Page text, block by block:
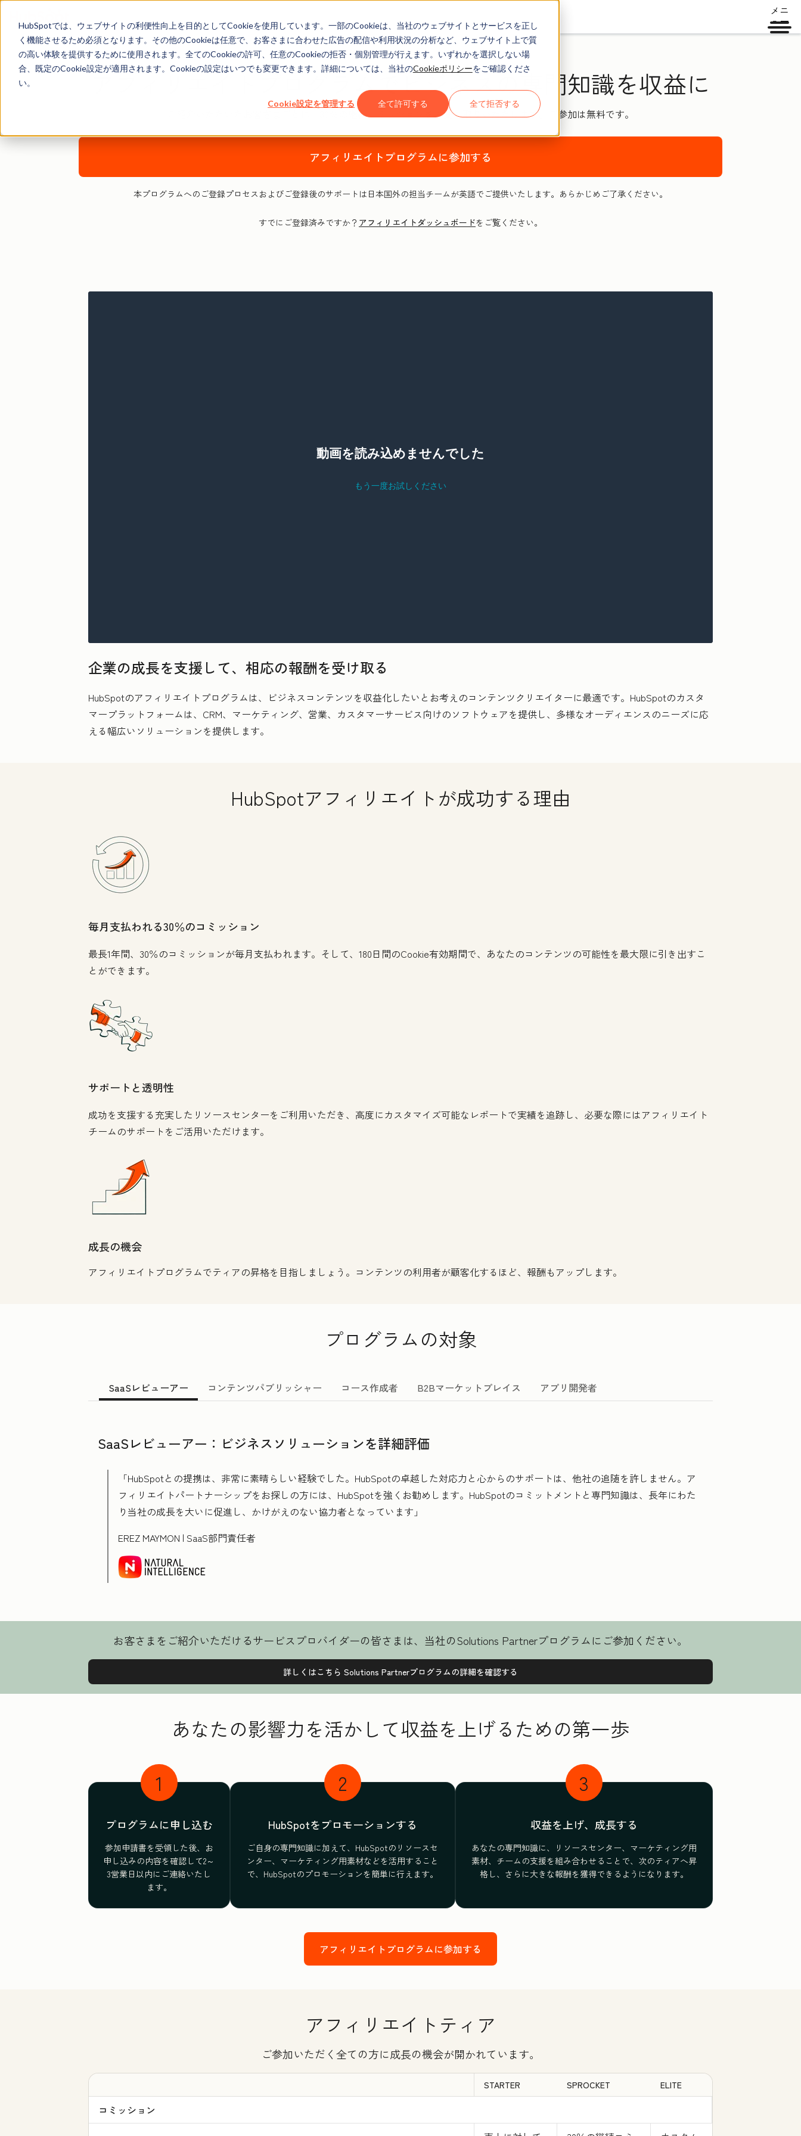
HubSpotでは、ウェブサイトの利便性向上を目的としてCookieを使用しています。一部のCookieは、当社のウェブサイトとサービスを正し
く機能させるため必須となります。その他のCookieは任意で、お客さまに合わせた広告の配信や利用状況の分析など、ウェブサイト上で質
の高い体験を提供するために使用されます。全てのCookieの許可、任意のCookieの拒否・個別管理が行えます。いずれかを選択しない場
合、既定のCookie設定が適用されます。Cookieの設定はいつでも変更できます。詳細については、当社のCookieポリシーをご確認くださ
い。
Cookie設定を管理する 全て許可する 全て拒否する
メニ
ュー
アフィリエイトプログラムでビジネスの専門知識を収益に
ご紹介いただいたお客さまごとに、30％の継続コミッションをお受け取りいただけます。ご参加は無料です。
アフィリエイトプログラムに参加する
本プログラムへのご登録プロセスおよびご登録後のサポートは日本国外の担当チームが英語でご提供いたします。あらかじめご了承ください。
すでにご登録済みですか？ アフィリエイトダッシュボードをご覧ください。
企業の成長を支援して、相応の報酬を受け取る
HubSpotのアフィリエイトプログラムは、ビジネスコンテンツを収益化したいとお考えのコンテンツクリエイターに最適です。HubSpotのカスタ
マープラットフォームは、CRM、マーケティング、営業、カスタマーサービス向けのソフトウェアを提供し、多様なオーディエンスのニーズに応
える幅広いソリューションを提供します。
HubSpotアフィリエイトが成功する理由
毎月支払われる30％のコミッション
最長1年間、30％のコミッションが毎月支払われます。そして、180日間のCookie有効期間で、あなたのコンテンツの可能性を最大限に引き出すこ
とができます。
サポートと透明性
成功を支援する充実したリソースセンターをご利用いただき、高度にカスタマイズ可能なレポートで実績を追跡し、必要な際にはアフィリエイト
チームのサポートをご活用いただけます。
成長の機会
アフィリエイトプログラムでティアの昇格を目指しましょう。コンテンツの利用者が顧客化するほど、報酬もアップします。
プログラムの対象
SaaSレビューアー コンテンツパブリッシャー コース作成者 B2Bマーケットプレイス アプリ開発者
SaaSレビューアー：ビジネスソリューションを詳細評価
「HubSpotとの提携は、非常に素晴らしい経験でした。HubSpotの卓越した対応力と心からのサポートは、他社の追随を許しません。ア
フィリエイトパートナーシップをお探しの方には、HubSpotを強くお勧めします。HubSpotのコミットメントと専門知識は、長年にわた
り当社の成長を大いに促進し、かけがえのない協力者となっています」
EREZ MAYMON | SaaS部門責任者
お客さまをご紹介いただけるサービスプロバイダーの皆さまは、当社のSolutions Partnerプログラムにご参加ください。
詳しくはこちら Solutions Partnerプログラムの詳細を確認する
あなたの影響力を活かして収益を上げるための第一歩
1
プログラムに申し込む
参加申請書を受領した後、お
申し込みの内容を確認して2～
3営業日以内にご連絡いたし
ます。
2
HubSpotをプロモーションする
ご自身の専門知識に加えて、HubSpotのリソースセ
ンター、マーケティング用素材などを活用すること
で、HubSpotのプロモーションを簡単に行えます。
3
収益を上げ、成長する
あなたの専門知識に、リソースセンター、マーケティング用
素材、チームの支援を組み合わせることで、次のティアへ昇
格し、さらに大きな報酬を獲得できるようになります。
アフィリエイトプログラムに参加する
アフィリエイトティア
ご参加いただく全ての方に成長の機会が開かれています。
STARTER SPROCKET ELITE
コミッション